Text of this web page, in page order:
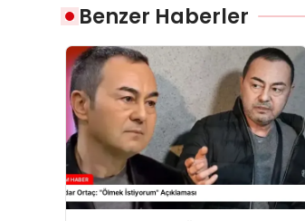
Benzer Haberler